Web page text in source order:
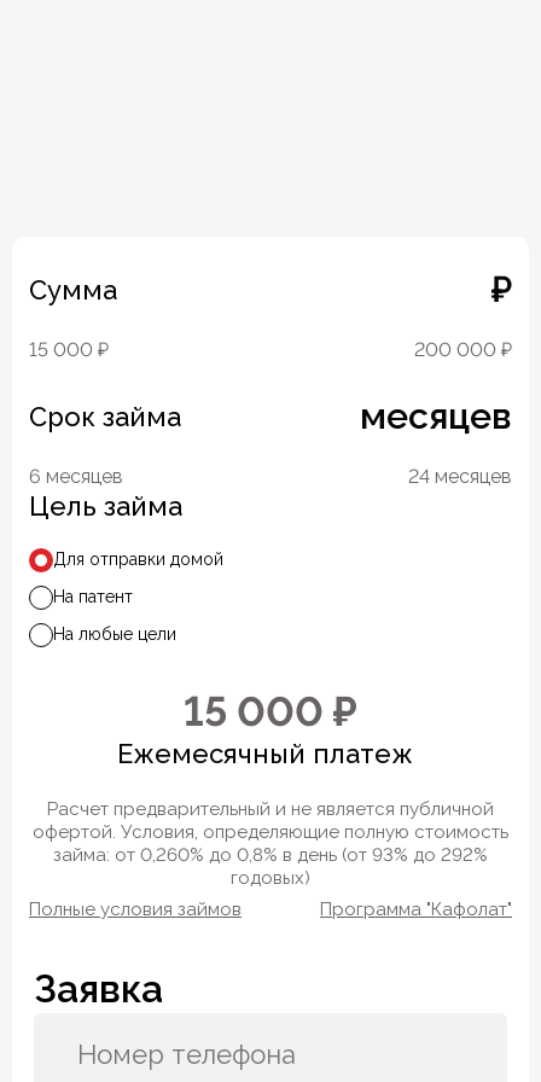
Сумма ₽
15 000 ₽ 200 000 ₽
Срок займа месяцев
6 месяцев 24 месяцев
Цель займа
Для отправки домой
На патент
На любые цели
Ежемесячный платеж
15 000 ₽
Расчет предварительный и не является публичной
офертой. Условия, определяющие полную стоимость
займа: от 0,260% до 0,8% в день (от 93% до 292%
годовых)
Полные условия займов
Программа "Кафолат"
Заявка